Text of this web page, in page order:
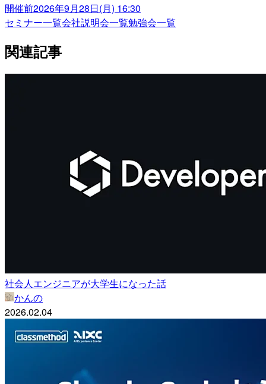
開催前2026年9月28日(月) 16:30
セミナー一覧会社説明会一覧勉強会一覧
関連記事
社会人エンジニアが大学生になった話
かんの
2026.02.04